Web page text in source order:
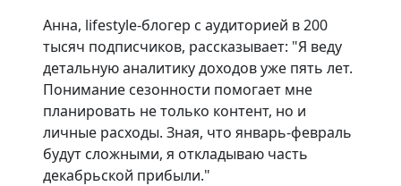
Анна, lifestyle-блогер с аудиторией в 200
тысяч подписчиков, рассказывает: "Я веду
детальную аналитику доходов уже пять лет.
Понимание сезонности помогает мне
планировать не только контент, но и
личные расходы. Зная, что январь-февраль
будут сложными, я откладываю часть
декабрьской прибыли."